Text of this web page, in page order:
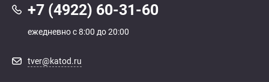
+7 (4922) 60-31-60
ежедневно с 8:00 до 20:00
tver@katod.ru